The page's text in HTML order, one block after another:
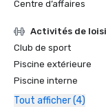
Centre d’affaires
Activités de
Club de sport
Piscine extérieure
Piscine interne
Tout afficher (4)